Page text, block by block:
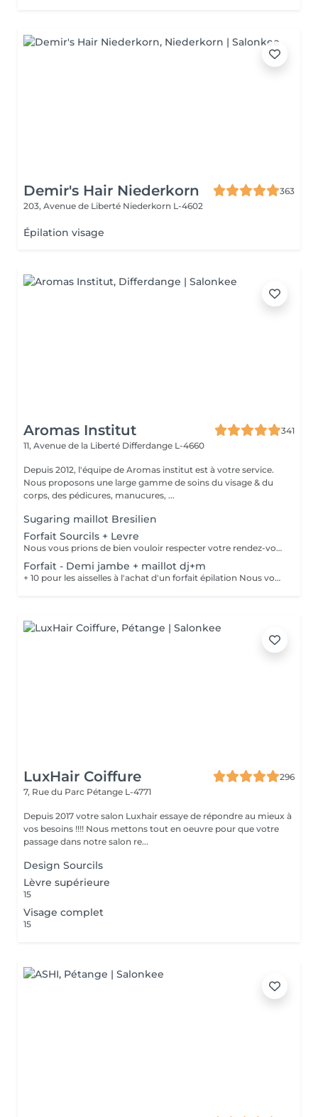
Demir's Hair Niederkorn
363
203, Avenue de Liberté Niederkorn L-4602
Épilation visage
Aromas Institut
341
11, Avenue de la Liberté Differdange L-4660
Depuis 2012, l'équipe de Aromas institut est à votre service.
Nous proposons une large gamme de soins du visage & du
corps, des pédicures, manucures, ...
Sugaring maillot Bresilien
Forfait Sourcils + Levre
Nous vous prions de bien vouloir respecter votre rendez-vous. En prenant rendez-vous, vous occupez une place, dont une autre personne aurait éventuellement besoin. Tout rendez-vous non annulé 24h en avance, est susceptible d'être facturé. (Si vous ne pouvez pas vous présenter à votre RDV, proposez-le éventuellement à un proche ou à un ami) Toute l'équipe de Aromas Institut vous remercie pour votre respect et votre compréhension.
Forfait - Demi jambe + maillot dj+m
+ 10 pour les aisselles à l'achat d'un forfait épilation Nous vous prions de bien vouloir respecter votre rendez-vous. En prenant rendez-vous, vous occupez une place, dont une autre personne aurait éventuellement besoin. Tout rendez-vous non annulé 24h en avance, est susceptible d'être facturé. (Si vous ne pouvez pas vous présenter à votre RDV, proposez-le éventuellement à un proche ou à un ami) Toute l'équipe de Aromas Institut vous remercie pour votre respect et votre compréhension.
LuxHair Coiffure
296
7, Rue du Parc Pétange L-4771
Depuis 2017 votre salon Luxhair essaye de répondre au mieux à
vos besoins !!!! Nous mettons tout en oeuvre pour que votre
passage dans notre salon re...
Design Sourcils
Lèvre supérieure
15
Visage complet
15